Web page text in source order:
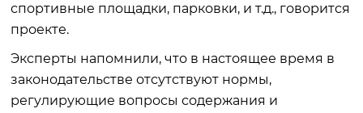
спортивные площадки, парковки, и т.д., говорится
проекте.
Эксперты напомнили, что в настоящее время в
законодательстве отсутствуют нормы,
регулирующие вопросы содержания и